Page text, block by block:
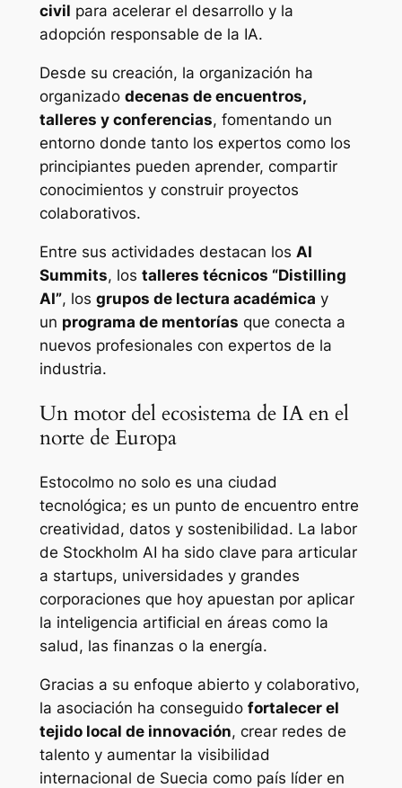
civil para acelerar el desarrollo y la
adopción responsable de la IA.
Desde su creación, la organización ha
organizado decenas de encuentros,
talleres y conferencias, fomentando un
entorno donde tanto los expertos como los
principiantes pueden aprender, compartir
conocimientos y construir proyectos
colaborativos.
Entre sus actividades destacan los AI
Summits, los talleres técnicos “Distilling
AI”, los grupos de lectura académica y
un programa de mentorías que conecta a
nuevos profesionales con expertos de la
industria.
Un motor del ecosistema de IA en el
norte de Europa
Estocolmo no solo es una ciudad
tecnológica; es un punto de encuentro entre
creatividad, datos y sostenibilidad. La labor
de Stockholm AI ha sido clave para articular
a startups, universidades y grandes
corporaciones que hoy apuestan por aplicar
la inteligencia artificial en áreas como la
salud, las finanzas o la energía.
Gracias a su enfoque abierto y colaborativo,
la asociación ha conseguido fortalecer el
tejido local de innovación, crear redes de
talento y aumentar la visibilidad
internacional de Suecia como país líder en